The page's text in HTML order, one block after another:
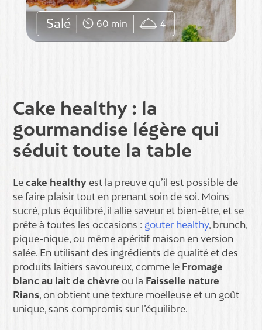
Salé 60 min 4
Cake healthy : la
gourmandise légère qui
séduit toute la table
Lecake healthy est la preuve qu’il est possible de
se faire plaisir tout en prenant soin de soi. Moins
sucré, plus équilibré, il allie saveur et bien-être, et se
prête à toutes les occasions : gouter healthy, brunch,
pique-nique, ou même apéritif maison en version
salée. En utilisant des ingrédients de qualité et des
produits laitiers savoureux, comme le Fromage
blanc au lait de chèvre ou la Faisselle nature
Rians, on obtient une texture moelleuse et un goût
unique, sans compromis sur l’équilibre.